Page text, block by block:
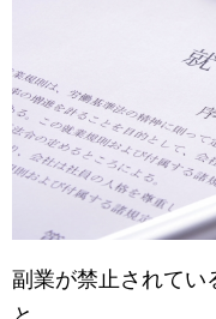
副業が禁止されてい